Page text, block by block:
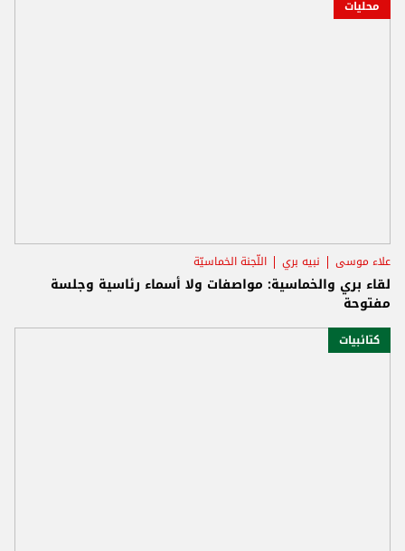
محليات
علاء موسى نبيه بري اللّجنة الخماسيّة
لقاء بري والخماسية: مواصفات ولا أسماء رئاسية وجلسة
مفتوحة
كتائبيات